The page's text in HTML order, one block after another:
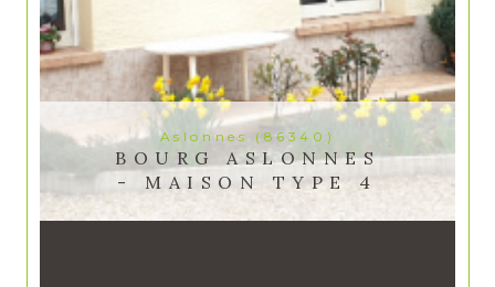
Aslonnes (86340)
BOURG ASLONNES
- MAISON TYPE 4